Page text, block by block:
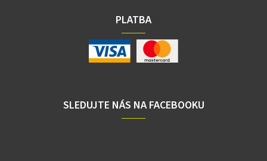
PLATBA
SLEDUJTE NÁS NA FACEBOOKU